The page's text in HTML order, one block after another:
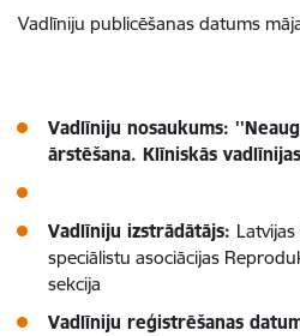
Vadlīniju publicēšanas datums
Vadlīniju nosaukums:
ārstēšana. Klīniskās
Vadlīniju izstrādātājs:
speciālistu asociācijas
sekcija
Vadlīniju reģistrēšanas